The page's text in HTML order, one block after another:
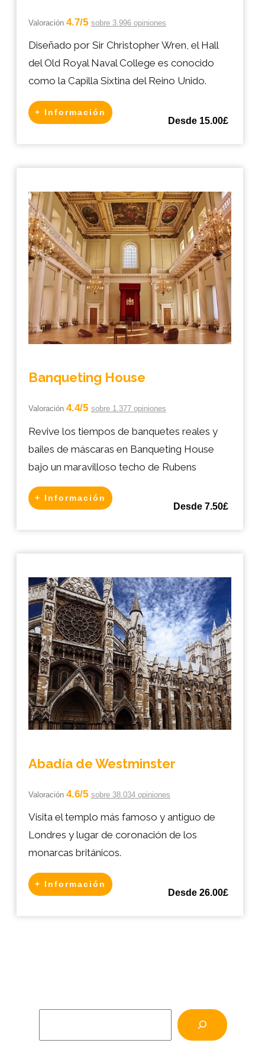
Valoración 4.7/5 sobre 3.996 opiniones
Diseñado por Sir Christopher Wren, el Hall
del Old Royal Naval College es conocido
como la Capilla Sixtina del Reino Unido.
+ Información
Desde 15.00£
Banqueting House
Valoración 4.4/5 sobre 1.377 opiniones
Revive los tiempos de banquetes reales y
bailes de máscaras en Banqueting House
bajo un maravilloso techo de Rubens
+ Información
Desde 7.50£
Abadía de Westminster
Valoración 4.6/5 sobre 38.034 opiniones
Visita el templo más famoso y antiguo de
Londres y lugar de coronación de los
monarcas británicos.
+ Información
Desde 26.00£